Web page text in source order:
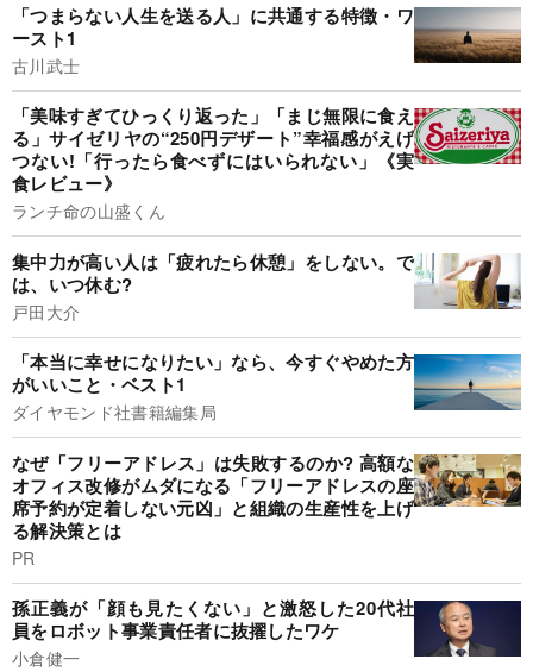
「つまらない人生を送る人」に共通する特徴・ワ
ースト1
古川武士
「美味すぎてひっくり返った」「まじ無限に食え
る」サイゼリヤの“250円デザート”幸福感がえげ
つない!「行ったら食べずにはいられない」《実
食レビュー》
ランチ命の山盛くん
集中力が高い人は「疲れたら休憩」をしない。で
は、いつ休む?
戸田大介
「本当に幸せになりたい」なら、今すぐやめた方
がいいこと・ベスト1
ダイヤモンド社書籍編集局
なぜ「フリーアドレス」は失敗するのか? 高額な
オフィス改修がムダになる「フリーアドレスの座
席予約が定着しない元凶」と組織の生産性を上げ
る解決策とは
PR
孫正義が「顔も見たくない」と激怒した20代社
員をロボット事業責任者に抜擢したワケ
小倉健一